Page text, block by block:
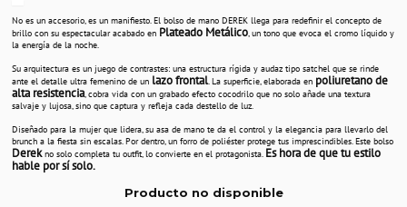
No es un accesorio, es un manifiesto. El bolso de mano DEREK llega para redefinir el concepto de
brillo con su espectacular acabado en Plateado Metálico, un tono que evoca el cromo líquido y
la energía de la noche.
Su arquitectura es un juego de contrastes: una estructura rígida y audaz tipo satchel que se rinde
ante el detalle ultra femenino de un lazo frontal. La superficie, elaborada en poliuretano de
alta resistencia, cobra vida con un grabado efecto cocodrilo que no solo añade una textura
salvaje y lujosa, sino que captura y refleja cada destello de luz.
Diseñado para la mujer que lidera, su asa de mano te da el control y la elegancia para llevarlo del
brunch a la fiesta sin escalas. Por dentro, un forro de poliéster protege tus imprescindibles. Este bolso
Derekno solo completa tu outfit, lo convierte en el protagonista. Es hora de que tu estilo
hable por sí solo.
Producto no disponible